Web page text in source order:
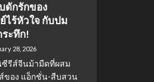
ดักรักของ
ไร้หัวใจ กับปม
ะทึก!
28, 2026
ซีรีส์จีนม้ามืดที่ผสม
ของ แอ็กชั่น-สืบสวน